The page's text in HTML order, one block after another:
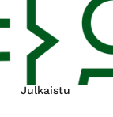
Julkaistu